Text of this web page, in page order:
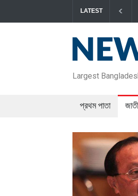
LATEST
Largest
প্রথম পাতা